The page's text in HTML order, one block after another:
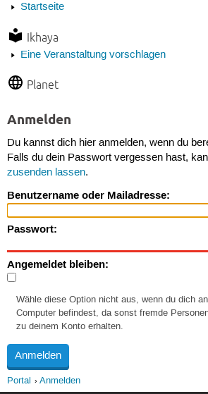
Startseite
Ikhaya
Eine Veranstaltung vorschlagen
Planet
Anmelden
Du kannst dich hier anmelden, wenn du
Falls du dein Passwort vergessen hast,
zusenden lassen.
Benutzername oder Mailadresse:
Passwort:
Angemeldet bleiben:
Wähle diese Option nicht aus, wenn du dich
Computer befindest, da sonst fremde
zu deinem Konto erhalten.
Portal Anmelden